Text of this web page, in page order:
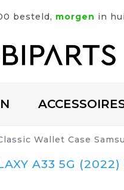
besteld, morgen in
Wallet Case
A33 5G (2022)